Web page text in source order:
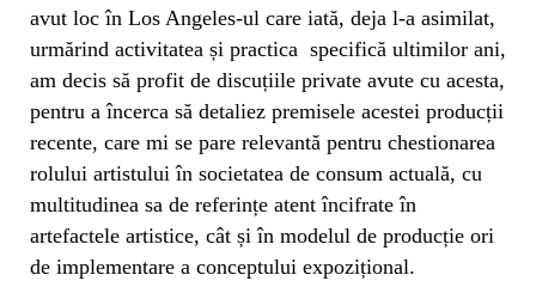
avut loc în Los Angeles-ul care iată, deja l-a asimilat,
urmărind activitatea și practica specifică ultimilor ani,
am decis să profit de discuțiile private avute cu acesta,
pentru a încerca să detaliez premisele acestei producții
recente, care mi se pare relevantă pentru chestionarea
rolului artistului în societatea de consum actuală, cu
multitudinea sa de referințe atent încifrate în
artefactele artistice, cât și în modelul de producție ori
de implementare a conceptului expozițional.